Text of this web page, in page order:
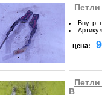
Петли
Внутр.
Артикул
цена:
B